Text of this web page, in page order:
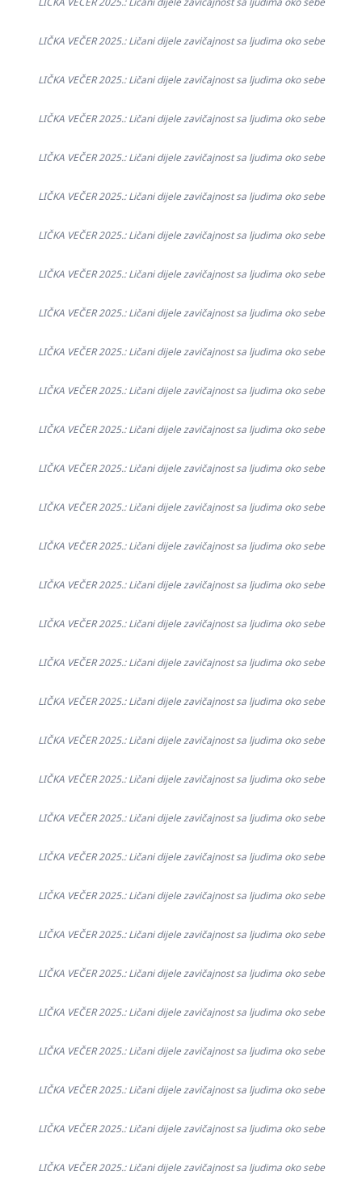
LIČKA VEČER 2025.: Ličani dijele zavičajnost sa ljudima oko sebe
LIČKA VEČER 2025.: Ličani dijele zavičajnost sa ljudima oko sebe
LIČKA VEČER 2025.: Ličani dijele zavičajnost sa ljudima oko sebe
LIČKA VEČER 2025.: Ličani dijele zavičajnost sa ljudima oko sebe
LIČKA VEČER 2025.: Ličani dijele zavičajnost sa ljudima oko sebe
LIČKA VEČER 2025.: Ličani dijele zavičajnost sa ljudima oko sebe
LIČKA VEČER 2025.: Ličani dijele zavičajnost sa ljudima oko sebe
LIČKA VEČER 2025.: Ličani dijele zavičajnost sa ljudima oko sebe
LIČKA VEČER 2025.: Ličani dijele zavičajnost sa ljudima oko sebe
LIČKA VEČER 2025.: Ličani dijele zavičajnost sa ljudima oko sebe
LIČKA VEČER 2025.: Ličani dijele zavičajnost sa ljudima oko sebe
LIČKA VEČER 2025.: Ličani dijele zavičajnost sa ljudima oko sebe
LIČKA VEČER 2025.: Ličani dijele zavičajnost sa ljudima oko sebe
LIČKA VEČER 2025.: Ličani dijele zavičajnost sa ljudima oko sebe
LIČKA VEČER 2025.: Ličani dijele zavičajnost sa ljudima oko sebe
LIČKA VEČER 2025.: Ličani dijele zavičajnost sa ljudima oko sebe
LIČKA VEČER 2025.: Ličani dijele zavičajnost sa ljudima oko sebe
LIČKA VEČER 2025.: Ličani dijele zavičajnost sa ljudima oko sebe
LIČKA VEČER 2025.: Ličani dijele zavičajnost sa ljudima oko sebe
LIČKA VEČER 2025.: Ličani dijele zavičajnost sa ljudima oko sebe
LIČKA VEČER 2025.: Ličani dijele zavičajnost sa ljudima oko sebe
LIČKA VEČER 2025.: Ličani dijele zavičajnost sa ljudima oko sebe
LIČKA VEČER 2025.: Ličani dijele zavičajnost sa ljudima oko sebe
LIČKA VEČER 2025.: Ličani dijele zavičajnost sa ljudima oko sebe
LIČKA VEČER 2025.: Ličani dijele zavičajnost sa ljudima oko sebe
LIČKA VEČER 2025.: Ličani dijele zavičajnost sa ljudima oko sebe
LIČKA VEČER 2025.: Ličani dijele zavičajnost sa ljudima oko sebe
LIČKA VEČER 2025.: Ličani dijele zavičajnost sa ljudima oko sebe
LIČKA VEČER 2025.: Ličani dijele zavičajnost sa ljudima oko sebe
LIČKA VEČER 2025.: Ličani dijele zavičajnost sa ljudima oko sebe